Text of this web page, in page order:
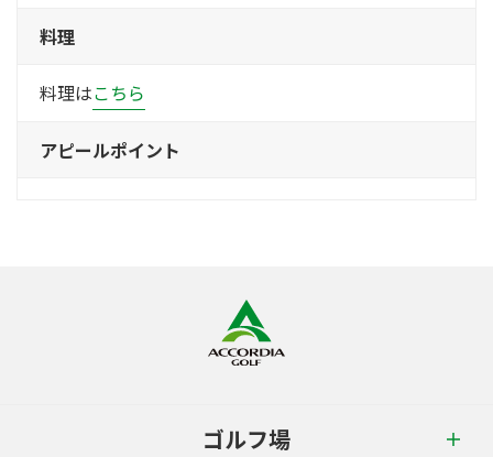
料理
料理はこちら
アピールポイント
ゴルフ場